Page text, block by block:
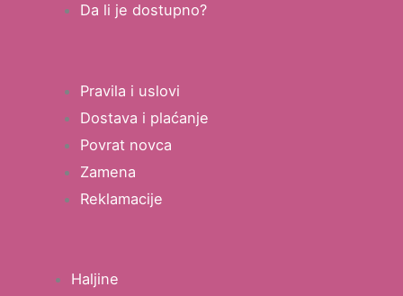
Da li je dostupno?
Pravila i uslovi
Dostava i plaćanje
Povrat novca
Zamena
Reklamacije
Haljine